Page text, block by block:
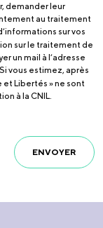
demander leur
au traitement
sur vos
sur le traitement de
un mail à l’adresse
vous estimez, après
Libertés » ne sont
à la CNIL.
ENVOYER